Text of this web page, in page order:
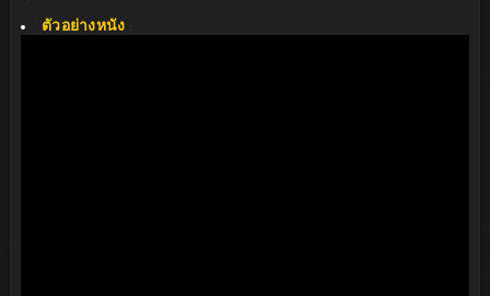
ตัวอย่างหนัง :